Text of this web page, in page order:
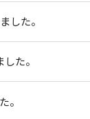
した。
た。
。